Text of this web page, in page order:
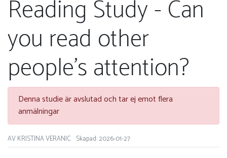
Reading Study - Can
you read other
people's attention?
Denna studie är avslutad och tar ej emot flera
anmälningar
AV KRISTINA VERANIC Skapad: 2026-01-27